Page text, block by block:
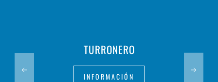
TURRONERO
INFORMACIÓN